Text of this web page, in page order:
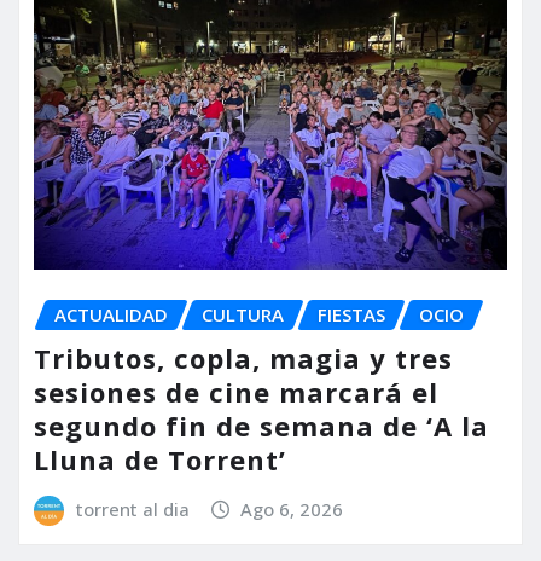
ACTUALIDAD CULTURA FIESTAS OCIO
Tributos, copla, magia y tres
sesiones de cine marcará el
segundo fin de semana de ‘A la
Lluna de Torrent’
torrent al dia Ago 6, 2026